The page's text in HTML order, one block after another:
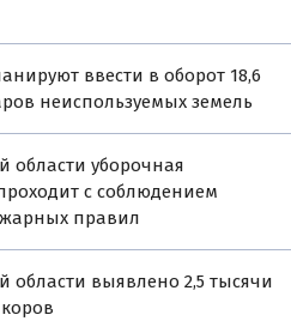
ввести в оборот 18,6
неиспользуемых земель
области уборочная
с соблюдением
правил
области выявлено 2,5 тысячи